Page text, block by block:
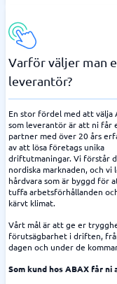
Varför väljer man
leverantör?
En stor fördel med att välja
som leverantör är att ni får
partner med över 20 års
av att lösa företags unika
driftutmaningar. Vi förstår
nordiska marknaden, och vi
hårdvara som är byggd för
tuffa arbetsförhållanden
kärvt klimat.
Vårt mål är att ge er
förutsägbarhet i driften,
dagen och under de
Som kund hos ABAX får ni